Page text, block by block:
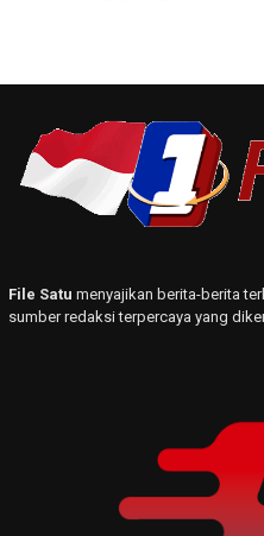
File Satu menyajikan berita-berita
sumber redaksi terpercaya yang